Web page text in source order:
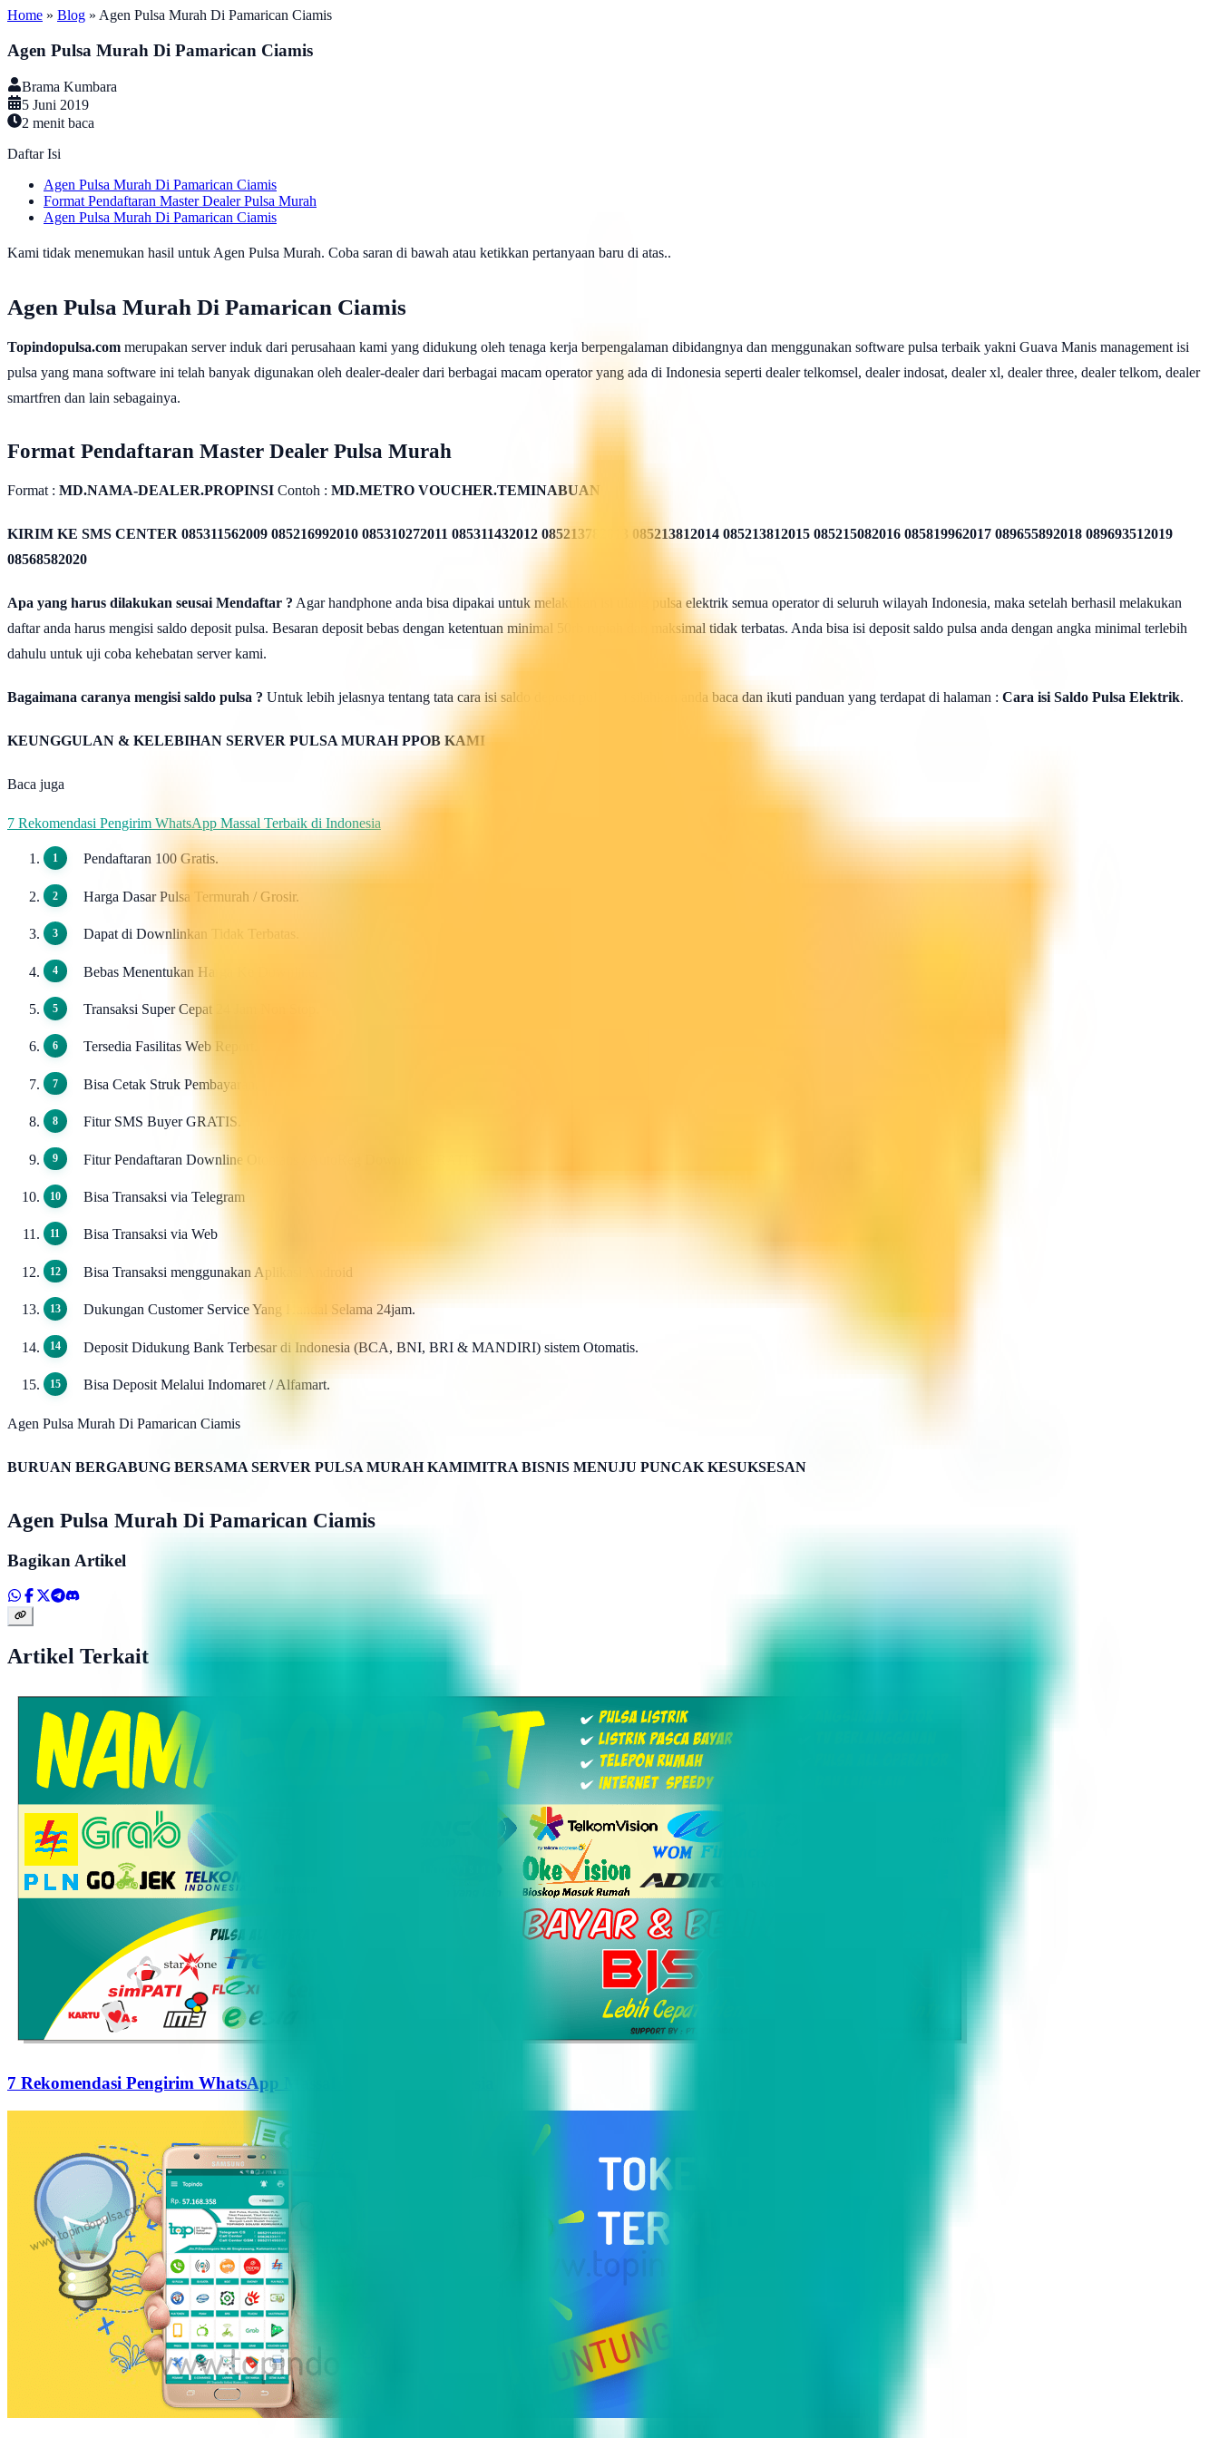
Home » Blog » Agen Pulsa Murah Di Pamarican Ciamis
Agen Pulsa Murah Di Pamarican Ciamis
Brama Kumbara
5 Juni 2019
2 menit baca
Daftar Isi
Agen Pulsa Murah Di Pamarican Ciamis
Format Pendaftaran Master Dealer Pulsa Murah
Agen Pulsa Murah Di Pamarican Ciamis
Kami tidak menemukan hasil untuk Agen Pulsa Murah. Coba saran di bawah atau ketikkan pertanyaan baru di atas..
Agen Pulsa Murah Di Pamarican Ciamis
Topindopulsa.com merupakan server induk dari perusahaan kami yang didukung oleh tenaga kerja berpengalaman dibidangnya dan menggunakan software pulsa terbaik yakni Guava Manis management isi
pulsa yang mana software ini telah banyak digunakan oleh dealer-dealer dari berbagai macam operator yang ada di Indonesia seperti dealer telkomsel, dealer indosat, dealer xl, dealer three, dealer telkom, dealer
smartfren dan lain sebagainya.
Format Pendaftaran Master Dealer Pulsa Murah
Format : MD.NAMA-DEALER.PROPINSI Contoh : MD.METRO VOUCHER.TEMINABUAN
KIRIM KE SMS CENTER 085311562009 085216992010 085310272011 085311432012 085213782013 085213812014 085213812015 085215082016 085819962017 089655892018 089693512019
08568582020
Apa yang harus dilakukan seusai Mendaftar ? Agar handphone anda bisa dipakai untuk melakukan isi ulang pulsa elektrik semua operator di seluruh wilayah Indonesia, maka setelah berhasil melakukan
daftar anda harus mengisi saldo deposit pulsa. Besaran deposit bebas dengan ketentuan minimal 50rb rupiah dan maksimal tidak terbatas. Anda bisa isi deposit saldo pulsa anda dengan angka minimal terlebih
dahulu untuk uji coba kehebatan server kami.
Bagaimana caranya mengisi saldo pulsa ? Untuk lebih jelasnya tentang tata cara isi saldo deposit pulsa ini silahkan anda baca dan ikuti panduan yang terdapat di halaman : Cara isi Saldo Pulsa Elektrik.
KEUNGGULAN & KELEBIHAN SERVER PULSA MURAH PPOB KAMI
Baca juga
7 Rekomendasi Pengirim WhatsApp Massal Terbaik di Indonesia
Pendaftaran 100 Gratis.
Harga Dasar Pulsa Termurah / Grosir.
Dapat di Downlinkan Tidak Terbatas.
Bebas Menentukan Harga Ke Downline.
Transaksi Super Cepat 24 Jam Non Stop.
Tersedia Fasilitas Web Report.
Bisa Cetak Struk Pembayaran.
Fitur SMS Buyer GRATIS.
Fitur Pendaftaran Downline Otomatis / AutoReg Downline GRATIS.
Bisa Transaksi via Telegram
Bisa Transaksi via Web
Bisa Transaksi menggunakan Aplikasi Android
Dukungan Customer Service Yang Handal Selama 24jam.
Deposit Didukung Bank Terbesar di Indonesia (BCA, BNI, BRI & MANDIRI) sistem Otomatis.
Bisa Deposit Melalui Indomaret / Alfamart.
Agen Pulsa Murah Di Pamarican Ciamis
BURUAN BERGABUNG BERSAMA SERVER PULSA MURAH KAMIMITRA BISNIS MENUJU PUNCAK KESUKSESAN
Agen Pulsa Murah Di Pamarican Ciamis
Bagikan Artikel
Artikel Terkait
7 Rekomendasi Pengirim WhatsApp Massal Terbaik di Indonesia